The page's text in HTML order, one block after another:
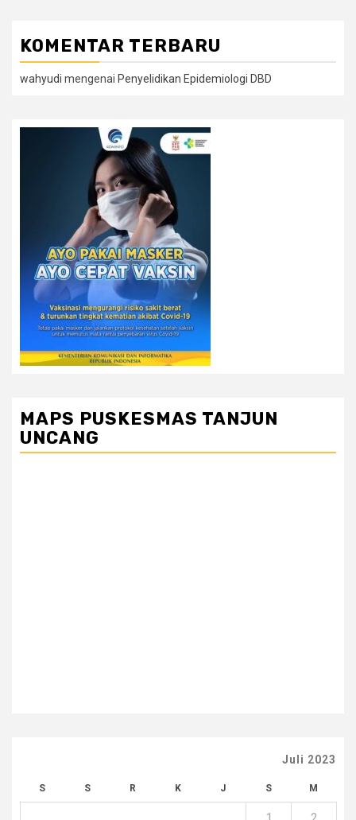
KOMENTAR TERBARU
wahyudi mengenai Penyelidikan Epidemiologi DBD
MAPS PUSKESMAS TANJUN
UNCANG
Juli 2023
S S R K J S M